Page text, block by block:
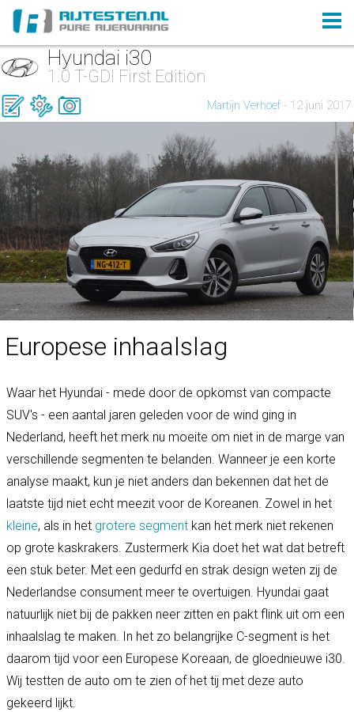
Hyundai i30
1.0 T-GDI First Edition
Martijn Verhoef - 12 juni 2017
Europese inhaalslag
Waar het Hyundai - mede door de opkomst van compacte
SUV's - een aantal jaren geleden voor de wind ging in
Nederland, heeft het merk nu moeite om niet in de marge van
verschillende segmenten te belanden. Wanneer je een korte
analyse maakt, kun je niet anders dan bekennen dat het de
laatste tijd niet echt meezit voor de Koreanen. Zowel in het
kleine, als in het grotere segment kan het merk niet rekenen
op grote kaskrakers. Zustermerk Kia doet het wat dat betreft
een stuk beter. Met een gedurfd en strak design weten zij de
Nederlandse consument meer te overtuigen. Hyundai gaat
natuurlijk niet bij de pakken neer zitten en pakt flink uit om een
inhaalslag te maken. In het zo belangrijke C-segment is het
daarom tijd voor een Europese Koreaan, de gloednieuwe i30.
Wij testten de auto om te zien of het tij met deze auto
gekeerd lijkt.